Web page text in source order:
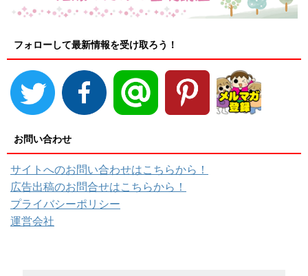
フォローして最新情報を受け取ろう！
お問い合わせ
サイトへのお問い合わせはこちらから！
広告出稿のお問合せはこちらから！
プライバシーポリシー
運営会社